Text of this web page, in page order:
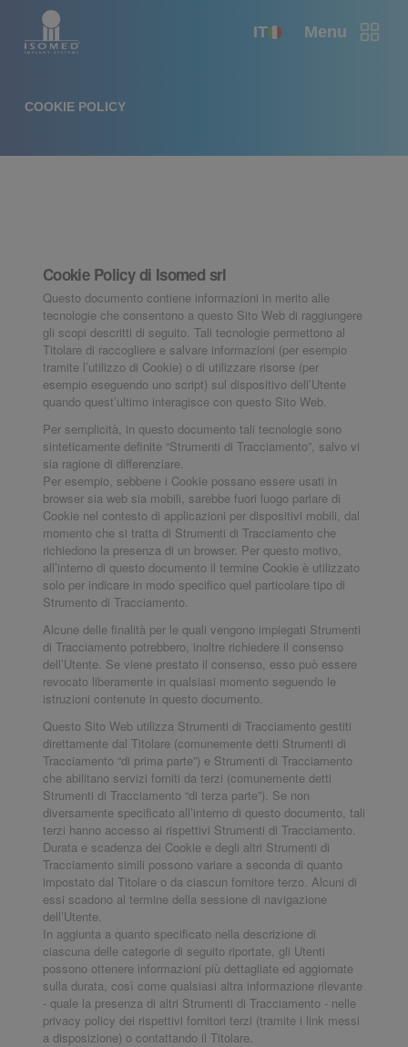
IT Menu
COOKIE POLICY
Cookie Policy di Isomed srl
Questo documento contiene informazioni in merito alle
tecnologie che consentono a questo Sito Web di raggiungere
gli scopi descritti di seguito. Tali tecnologie permettono al
Titolare di raccogliere e salvare informazioni (per esempio
tramite l’utilizzo di Cookie) o di utilizzare risorse (per
esempio eseguendo uno script) sul dispositivo dell’Utente
quando quest’ultimo interagisce con questo Sito Web.
Per semplicità, in questo documento tali tecnologie sono
sinteticamente definite “Strumenti di Tracciamento”, salvo vi
sia ragione di differenziare.
Per esempio, sebbene i Cookie possano essere usati in
browser sia web sia mobili, sarebbe fuori luogo parlare di
Cookie nel contesto di applicazioni per dispositivi mobili, dal
momento che si tratta di Strumenti di Tracciamento che
richiedono la presenza di un browser. Per questo motivo,
all’interno di questo documento il termine Cookie è utilizzato
solo per indicare in modo specifico quel particolare tipo di
Strumento di Tracciamento.
Alcune delle finalità per le quali vengono impiegati Strumenti
di Tracciamento potrebbero, inoltre richiedere il consenso
dell’Utente. Se viene prestato il consenso, esso può essere
revocato liberamente in qualsiasi momento seguendo le
istruzioni contenute in questo documento.
Questo Sito Web utilizza Strumenti di Tracciamento gestiti
direttamente dal Titolare (comunemente detti Strumenti di
Tracciamento “di prima parte”) e Strumenti di Tracciamento
che abilitano servizi forniti da terzi (comunemente detti
Strumenti di Tracciamento “di terza parte”). Se non
diversamente specificato all’interno di questo documento, tali
terzi hanno accesso ai rispettivi Strumenti di Tracciamento.
Durata e scadenza dei Cookie e degli altri Strumenti di
Tracciamento simili possono variare a seconda di quanto
impostato dal Titolare o da ciascun fornitore terzo. Alcuni di
essi scadono al termine della sessione di navigazione
dell’Utente.
In aggiunta a quanto specificato nella descrizione di
ciascuna delle categorie di seguito riportate, gli Utenti
possono ottenere informazioni più dettagliate ed aggiornate
sulla durata, così come qualsiasi altra informazione rilevante
- quale la presenza di altri Strumenti di Tracciamento - nelle
privacy policy dei rispettivi fornitori terzi (tramite i link messi
a disposizione) o contattando il Titolare.